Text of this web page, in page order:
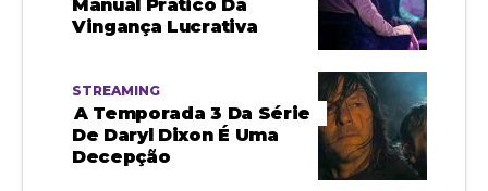
Manual Prático Da
Vingança Lucrativa
STREAMING
A Temporada 3 Da Série
De Daryl Dixon É Uma
Decepção